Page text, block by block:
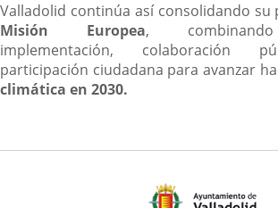
Valladolid continúa así consolidando su
Misión Europea,
implementación, colaboración
participación ciudadana para avanzar
climática en 2030.